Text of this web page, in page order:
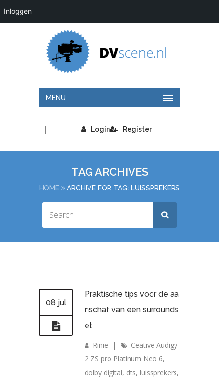
Inloggen
MENU
Login
| Register
TAG ARCHIVES
HOME ARCHIVE FOR TAG: LUISSPREKERS
08 jul
Praktische tips voor de aa
nschaf van een surrounds
et
Rinie |
Ceative Audigy
2 ZS pro Platinum Neo 6,
dolby digital, dts, luissprekers,